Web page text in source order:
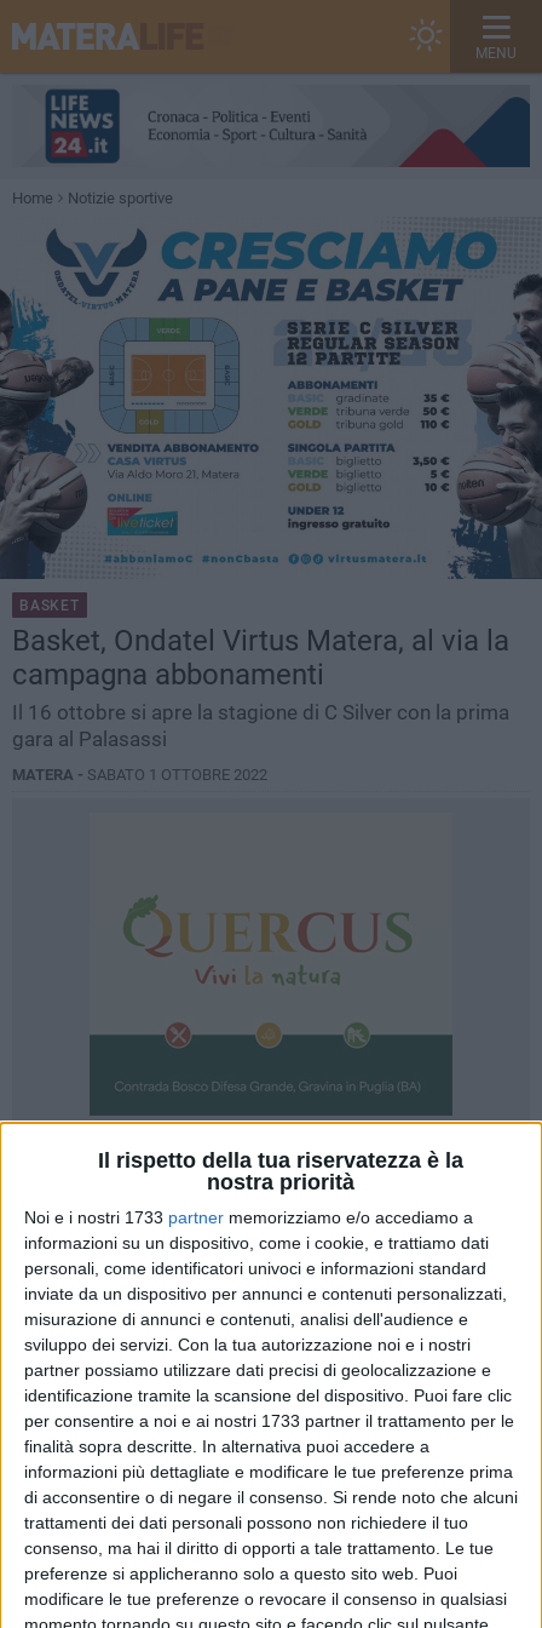
Il rispetto della tua riservatezza è la
nostra priorità
Noi e i nostri 1733 partner memorizziamo e/o accediamo a
informazioni su un dispositivo, come i cookie, e trattiamo dati
personali, come identificatori univoci e informazioni standard
inviate da un dispositivo per annunci e contenuti personalizzati,
misurazione di annunci e contenuti, analisi dell'audience e
sviluppo dei servizi. Con la tua autorizzazione noi e i nostri
partner possiamo utilizzare dati precisi di geolocalizzazione e
identificazione tramite la scansione del dispositivo. Puoi fare clic
per consentire a noi e ai nostri 1733 partner il trattamento per le
finalità sopra descritte. In alternativa puoi accedere a
informazioni più dettagliate e modificare le tue preferenze prima
di acconsentire o di negare il consenso. Si rende noto che alcuni
trattamenti dei dati personali possono non richiedere il tuo
consenso, ma hai il diritto di opporti a tale trattamento. Le tue
preferenze si applicheranno solo a questo sito web. Puoi
modificare le tue preferenze o revocare il consenso in qualsiasi
MENU
Home Notizie sportive
BASKET
Basket, Ondatel Virtus Matera, al via la
campagna abbonamenti
Il 16 ottobre si apre la stagione di C Silver con la prima
gara al Palasassi
MATERA - SABATO 1 OTTOBRE 2022
13
La nuova e ambiziosa stagione cestista per la città di
Matera nella Serie C Silver, è ormai alle porte e la Ondatel
Virtus Matera ha già fatto vedere cose molto interessanti
nelle gare amichevoli fin qui disputate. La squadra, affidata
a coach Conterosito, non vede l'ora di far sognare i propri
tifosi e tutta la città di Matera che merita il salto di categoria,
obiettivo dichiarato dalla società biancoceleste guidata da
Eustachio Papapietro.
E' aperta, perciò, la campagna abbonamenti della Ondatel
Virtus Matera che vuol dare così la possibilità agli
appassionati di prenotare un posto sulle tribune del
PalaSassi l'impianto che ospiterà le gara casalinghe della
squadra a partire dal 16 Ottobre, giorno di inizio del
campionato. La società ha individuato tre tipologie di